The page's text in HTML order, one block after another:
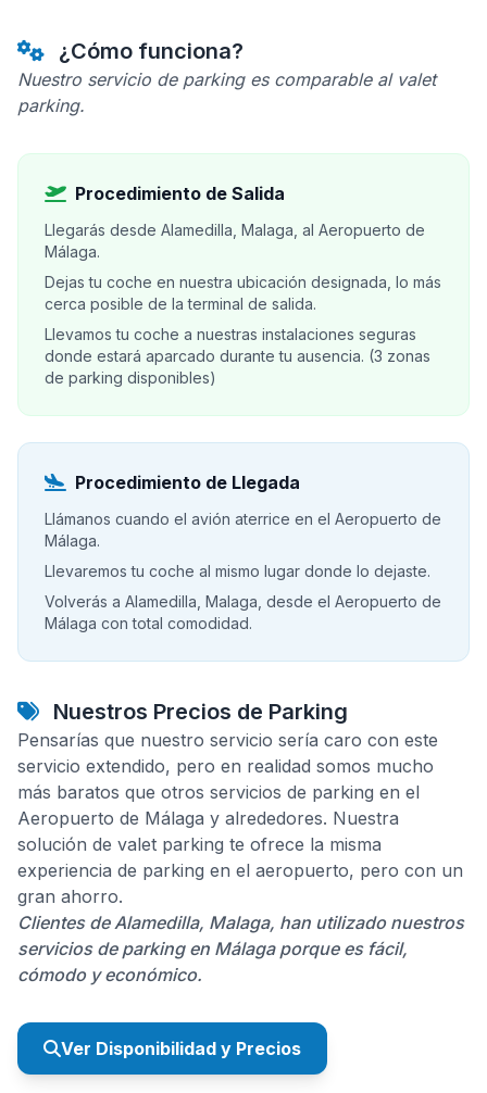
¿Cómo funciona?
Nuestro servicio de parking es comparable al valet
parking.
Procedimiento de Salida
Llegarás desde Alamedilla, Malaga, al Aeropuerto de
Málaga.
Dejas tu coche en nuestra ubicación designada, lo más
cerca posible de la terminal de salida.
Llevamos tu coche a nuestras instalaciones seguras
donde estará aparcado durante tu ausencia. (3 zonas
de parking disponibles)
Procedimiento de Llegada
Llámanos cuando el avión aterrice en el Aeropuerto de
Málaga.
Llevaremos tu coche al mismo lugar donde lo dejaste.
Volverás a Alamedilla, Malaga, desde el Aeropuerto de
Málaga con total comodidad.
Nuestros Precios de Parking
Pensarías que nuestro servicio sería caro con este
servicio extendido, pero en realidad somos mucho
más baratos que otros servicios de parking en el
Aeropuerto de Málaga y alrededores. Nuestra
solución de valet parking te ofrece la misma
experiencia de parking en el aeropuerto, pero con un
gran ahorro.
Clientes de Alamedilla, Malaga, han utilizado nuestros
servicios de parking en Málaga porque es fácil,
cómodo y económico.
Ver Disponibilidad y Precios